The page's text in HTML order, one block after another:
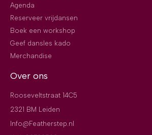
Agenda
Reserveer vrijdansen
Boek een workshop
Geef dansles kado
Merchandise
Over ons
Rooseveltstraat 14C5
2321 BM Leiden
Info@Featherstep.nl